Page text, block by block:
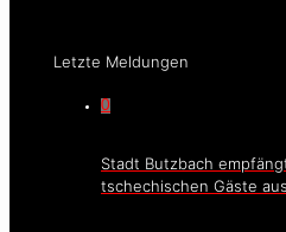
Letzte Meldungen
0
Stadt Butzbach
tschechischen Gäste